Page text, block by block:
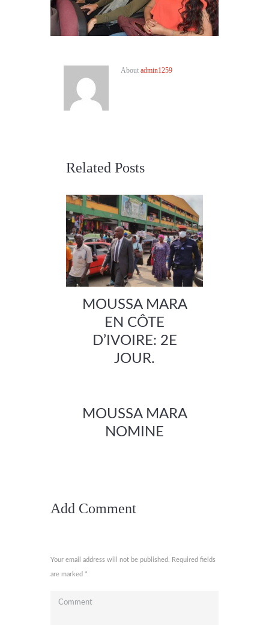
Aboutadmin1259
Related Posts
MOUSSA MARA
EN CÔTE
D’IVOIRE: 2E
JOUR.
MOUSSA MARA
NOMINE
Add Comment
Your email address will not be published. Required fields
are marked *